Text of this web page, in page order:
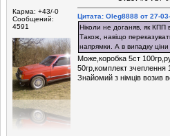
Карма: +43/-0
Сообщений:
4591
Цитата: Oleg8888 от 27-
Ніколи не доганяв, як КПП
Також, навіщо
напрямки. А в випадку
Може,коробка 5ст
50гр,комплект
Знайомий з німців возив